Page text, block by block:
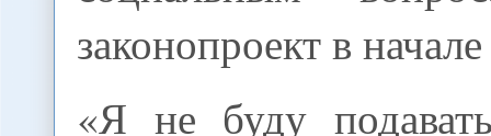
законопроект в
«Я не буду